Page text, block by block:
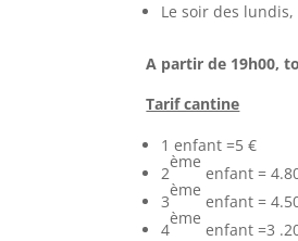
Le soir des
A partir de 19h00,
Tarif cantine
1 enfant =5 €
2
ème
enfant =
3
ème
enfant =
4
ème
enfant =3